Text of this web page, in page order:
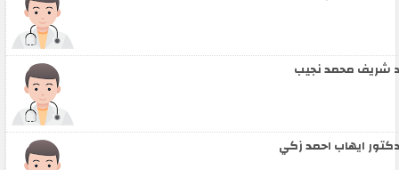
شريف محمد نجيب
ايهاب احمد زكي